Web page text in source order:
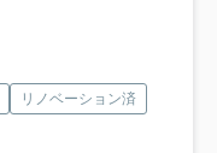
リノベーション済